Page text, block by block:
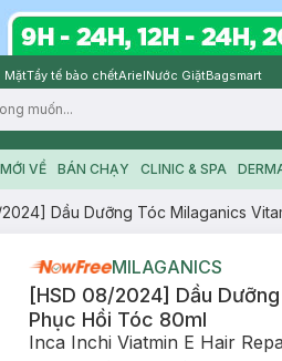
MặtTẩy tế bào chếtArielNước GiặtBagsmart
VỀ BÁN CHẠY CLINIC & SPA
Dầu Dưỡng Tóc Milaganics
MILAGANICS
[HSD 08/2024] Dầu
Phục Hồi Tóc 80ml
Inca Inchi Viatmin E Hair